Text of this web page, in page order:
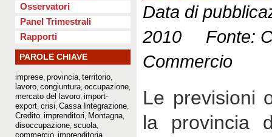
Osservatori
Panel Trimestrali
Rapporti
PAROLE CHIAVE
imprese provincia territorio
lavoro congiuntura occupazione
mercato del lavoro import-
export crisi Cassa Integrazione
Credito imprenditori Montagna
disoccupazione scuola
commercio imprenditoria
Data di
2010 Fonte:
Commercio
Le previsioni
la provincia